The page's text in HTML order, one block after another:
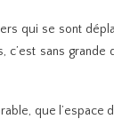
qui se sont
c’est sans
que l’espace